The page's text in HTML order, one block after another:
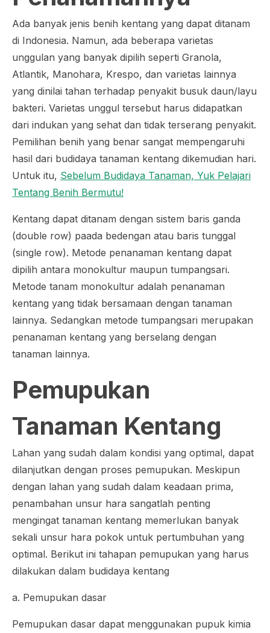
Ada banyak jenis benih kentang yang dapat ditanam
di Indonesia. Namun, ada beberapa varietas
unggulan yang banyak dipilih seperti Granola,
Atlantik, Manohara, Krespo, dan varietas lainnya
yang dinilai tahan terhadap penyakit busuk daun/layu
bakteri. Varietas unggul tersebut harus didapatkan
dari indukan yang sehat dan tidak terserang penyakit.
Pemilihan benih yang benar sangat mempengaruhi
hasil dari budidaya tanaman kentang dikemudian hari.
Untuk itu, Sebelum Budidaya Tanaman, Yuk Pelajari
Tentang Benih Bermutu!
Kentang dapat ditanam dengan sistem baris ganda
(double row) paada bedengan atau baris tunggal
(single row). Metode penanaman kentang dapat
dipilih antara monokultur maupun tumpangsari.
Metode tanam monokultur adalah penanaman
kentang yang tidak bersamaan dengan tanaman
lainnya. Sedangkan metode tumpangsari merupakan
penanaman kentang yang berselang dengan
tanaman lainnya.
Pemupukan
Tanaman Kentang
Lahan yang sudah dalam kondisi yang optimal, dapat
dilanjutkan dengan proses pemupukan. Meskipun
dengan lahan yang sudah dalam keadaan prima,
penambahan unsur hara sangatlah penting
mengingat tanaman kentang memerlukan banyak
sekali unsur hara pokok untuk pertumbuhan yang
optimal. Berikut ini tahapan pemupukan yang harus
dilakukan dalam budidaya kentang
a. Pemupukan dasar
Pemupukan dasar dapat menggunakan pupuk kimia